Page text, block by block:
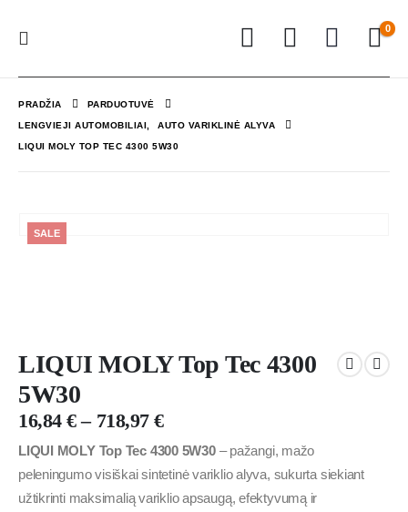
0
PRADŽIA PARDUOTUVĖ
LENGVIEJI AUTOMOBILIAI AUTO VARIKLINĖ ALYVA
LIQUI MOLY TOP TEC 4300 5W30
SALE
LIQUI MOLY Top Tec 4300
5W30
16,84€ – 718,97€
LIQUI MOLY Top Tec 4300 5W30– pažangi, mažo
peleningumo visiškai sintetinė variklio alyva, sukurta siekiant
užtikrinti maksimalią variklio apsaugą, efektyvumą ir